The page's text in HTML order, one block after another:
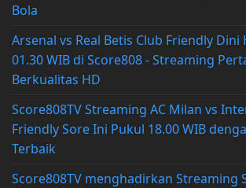
Bola
Arsenal vs Real Betis Club Friendly
01.30 WIB di Score808 - Streaming
Berkualitas HD
Score808TV Streaming AC Milan vs
Friendly Sore Ini Pukul 18.00 WIB
Terbaik
Score808TV menghadirkan Streaming